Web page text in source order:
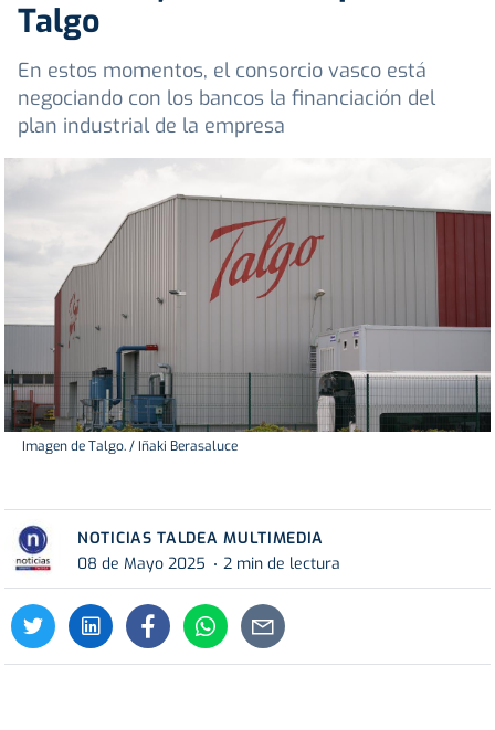
Talgo
En estos momentos, el consorcio vasco está
negociando con los bancos la financiación del
plan industrial de la empresa
Imagen de Talgo. / Iñaki Berasaluce
NOTICIAS TALDEA MULTIMEDIA
08 de Mayo 2025
2 min de lectura